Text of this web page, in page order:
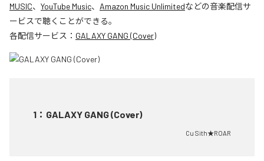
MUSIC、 YouTube Music、 Amazon Music Unlimitedなどの音楽配信サ
ービスで聴くことができる。
各配信サービス： GALAXY GANG (Cover)
1 ： GALAXY GANG (Cover)
Cu Sith★ROAR